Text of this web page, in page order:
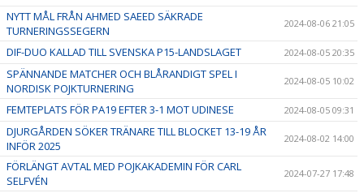
NYTT MÅL FRÅN AHMED SAEED SÄKRADE
TURNERINGSSEGERN
2024-08-06 21:05
DIF-DUO KALLAD TILL SVENSKA P15-LANDSLAGET 2024-08-05 20:35
SPÄNNANDE MATCHER OCH BLÅRANDIGT SPEL I
NORDISK POJKTURNERING
2024-08-05 10:02
FEMTEPLATS FÖR PA19 EFTER 3-1 MOT UDINESE 2024-08-05 09:31
DJURGÅRDEN SÖKER TRÄNARE TILL BLOCKET 13-19 ÅR
INFÖR 2025
2024-08-02 14:00
FÖRLÄNGT AVTAL MED POJKAKADEMIN FÖR CARL
SELFVÉN
2024-07-27 17:48